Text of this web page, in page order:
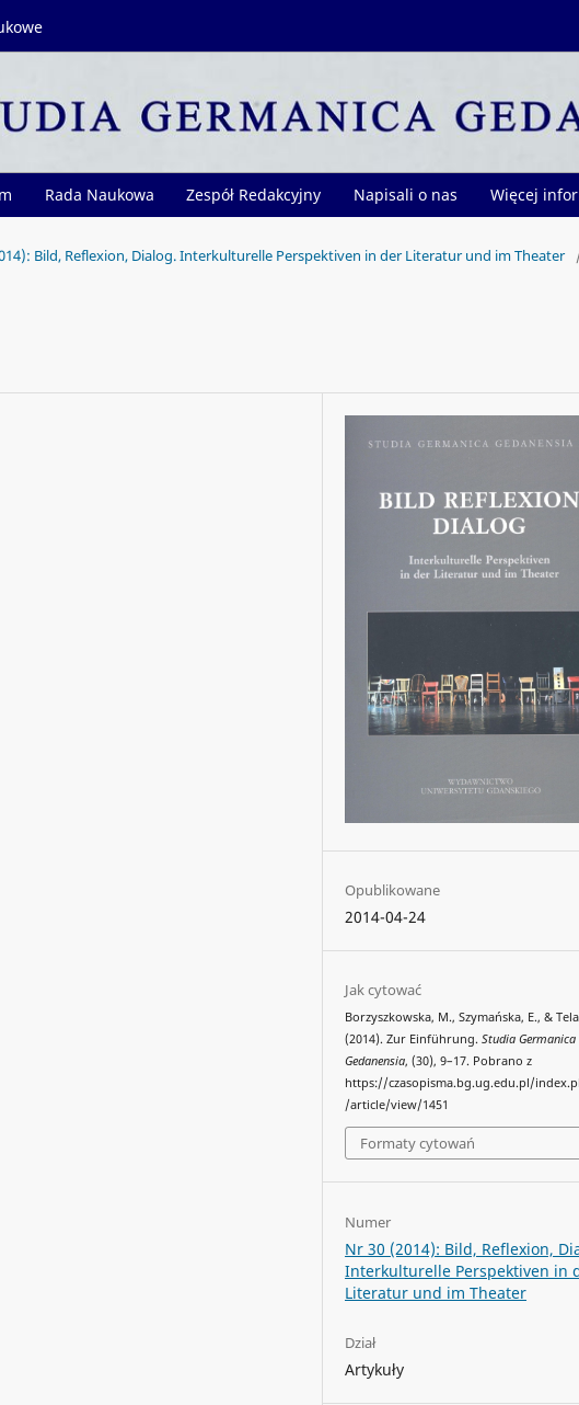
Rada Naukowa Zespół Redakcyjny Napisali o nas Więcej
Bild, Reflexion, Dialog. Interkulturelle Perspektiven in der Literatur und im Theater
Opublikowane
2014-04-24
Jak cytować
Borzyszkowska, M., Szymańska, E., &
(2014). Zur Einführung.Studia Germanica
Gedanensia, (30), 9–17. Pobrano z
https://czasopisma.bg.ug.edu.pl/
/article/view/1451
Formaty cytowań
Numer
Nr 30 (2014): Bild, Reflexion,
Interkulturelle Perspektiven in
Literatur und im Theater
Dział
Artykuły